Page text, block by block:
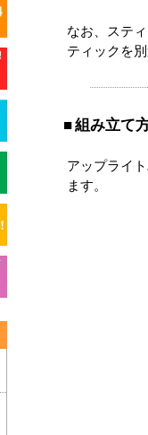
なお、ステ
ティックを
組み立て
アップライ
ます。